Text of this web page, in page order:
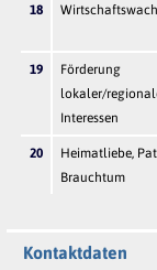
18
19
Förderung
lokaler/
Interessen
20
Heimatliebe,
Brauchtum
Kontaktdaten